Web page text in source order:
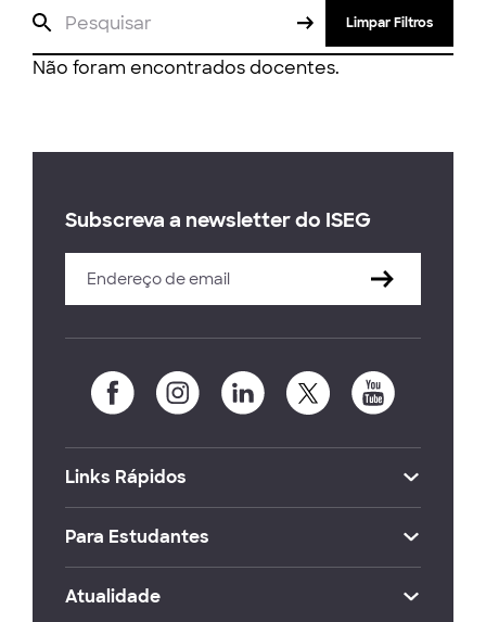
Limpar Filtros
Não foram encontrados docentes.
Subscreva a newsletter do ISEG
Links Rápidos
Para Estudantes
Atualidade